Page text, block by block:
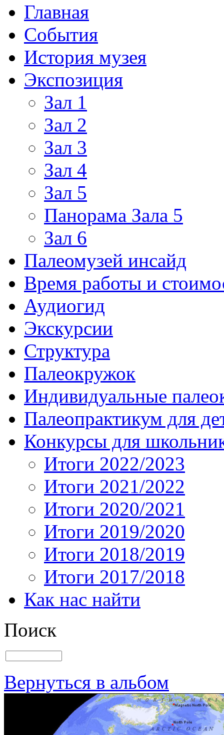
Главная
События
История музея
Экспозиция
Зал 1
Зал 2
Зал 3
Зал 4
Зал 5
Панорама Зала 5
Зал 6
Палеомузей инсайд
Время работы и
Аудиогид
Экскурсии
Структура
Палеокружок
Индивидуальные
Палеопрактикум для
Конкурсы для
Итоги 2022/2023
Итоги 2021/2022
Итоги 2020/2021
Итоги 2019/2020
Итоги 2018/2019
Итоги 2017/2018
Как нас найти
Поиск
Вернуться в альбом